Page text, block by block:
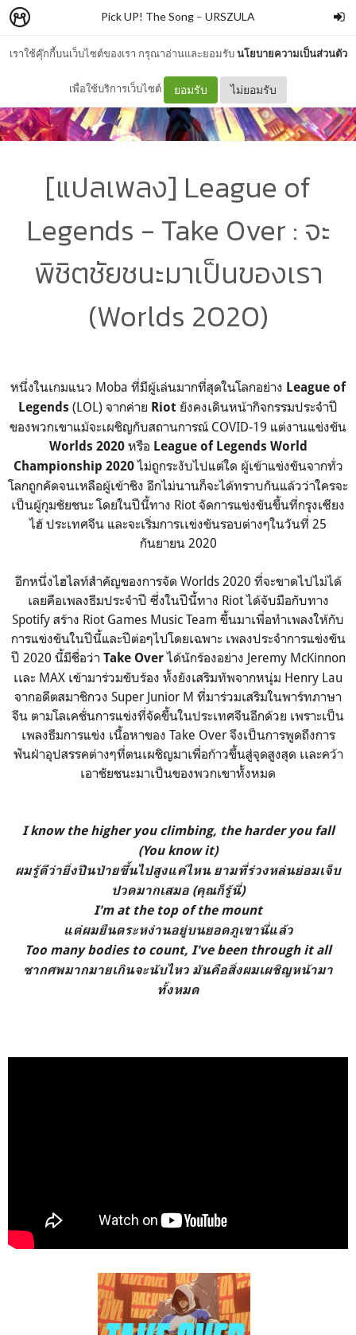
เราใช้คุ๊กกี้บนเว็บไซต์ของเรา กรุณาอ่านและยอมรับนโยบายความเป็นส่วนตัว
เพื่อใช้บริการเว็บไซต์ ยอมรับ ไม่ยอมรับ
Pick UP! The Song – URSZULA
[แปลเพลง] League of
Legends - Take Over : จะ
พิชิตชัยชนะมาเป็นของเรา
(Worlds 2020)
หนึ่งในเกมแนว Moba ที่มีผู้เล่นมากที่สุดในโลกอย่าง League of
Legends (LOL) จากค่าย Riot ยังคงเดินหน้ากิจกรรมประจำปี
ของพวกเขาแม้จะเผชิญกับสถานการณ์ COVID-19 แต่งานแข่งขัน
Worlds 2020หรือ League of Legends World
Championship 2020ไม่ถูกระงับไปแต่ใด ผู้เข้าแข่งขันจากทั่ว
โลกถูกคัดจนเหลือผู้เข้าชิง อีกไม่นานก็จะได้ทราบกันแล้วว่าใครจะ
เป็นผู้กุมชัยชนะ โดยในปีนี้ทาง Riot จัดการแข่งขันขึ้นที่กรุงเซียง
ไฮ้ ประเทศจีน และจะเริ่มการเเข่งขันรอบต่างๆในวันที่ 25
กันยายน 2020
อีกหนึ่งไฮไลท์สำคัญของการจัด Worlds 2020 ที่จะขาดไปไม่ได้
เลยคือเพลงธีมประจำปี ซึ่งในปีนี้ทาง Riot ได้จับมือกับทาง
Spotify สร้าง Riot Games Music Team ขึ้นมาเพื่อทำเพลงให้กับ
การแข่งขันในปีนี้และปีต่อๆไปโดยเฉพาะ เพลงประจำการแข่งขัน
ปี 2020 นี้มีชื่อว่า Take Overได้นักร้องอย่าง Jeremy McKinnon
เเละ MAX เข้ามาร่วมขับร้อง ทั้งยังเสริมทัพจากหนุ่ม Henry Lau
จากอดีตสมาชิกวง Super Junior M ที่มาร่วมเสริมในพาร์ทภาษา
จีน ตามโลเคชั่นการแข่งที่จัดขึ้นในประเทศจีนอีกด้วย เพราะเป็น
เพลงธีมการแข่ง เนื้อหาของ Take Over จึงเป็นการพูดถึงการ
ฟันฝ่าอุปสรรคต่างๆที่ตนเผชิญมาเพื่อก้าวขึ้นสู่จุดสูงสุด เเละคว้า
เอาชัยชนะมาเป็นของพวกเขาทั้งหมด
I know the higher you climbing, the harder you fall
(You know it)
ผมรู้ดีว่ายิ่งปีนป่ายขึ้นไปสูงแค่ไหน ยามที่ร่วงหล่นย่อมเจ็บ
ปวดมากเสมอ (คุณก็รู้นี่)
I'm at the top of the mount
แต่ผมยืนตระหง่านอยู่บนยอดภูเขานี่แล้ว
Too many bodies to count, I've been through it all
ซากศพมากมายเกินจะนับไหว มันคือสิ่งผมเผชิญหน้ามา
ทั้งหมด